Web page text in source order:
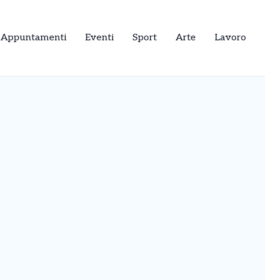
Appuntamenti Eventi Sport Arte Lavoro